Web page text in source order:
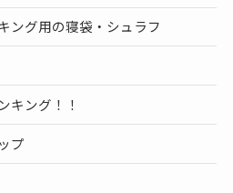
ング用の寝袋・シュラフ
キング！！
プ